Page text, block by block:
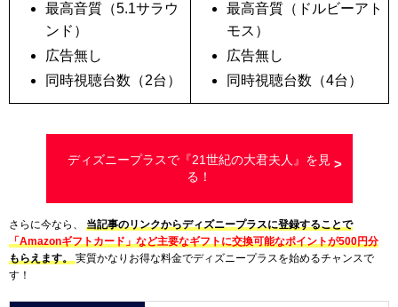
最高音質（5.1サラウ
ンド）
広告無し
同時視聴台数（2台）
最高音質（ドルビーアト
モス）
広告無し
同時視聴台数（4台）
ディズニープラスで『21世紀の大君夫人』を見
る！
さらに今なら、 当記事のリンクからディズニープラスに登録することで
「Amazonギフトカード」など主要なギフトに交換可能なポイントが500円分
もらえます。実質かなりお得な料金でディズニープラスを始めるチャンスで
す！